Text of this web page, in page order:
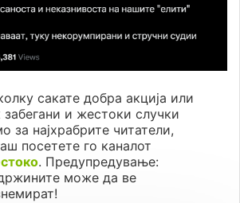
сакате добра акција или
забегани и жестоки случки
за најхрабрите читатели,
посетете го каналот
. Предупредување:
може да ве